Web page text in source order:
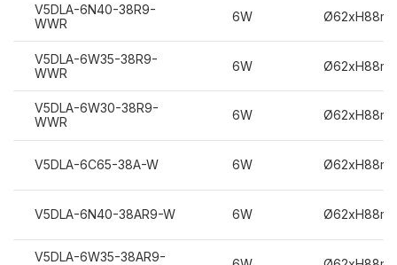
V5DLA-6N40-38R9-
WWR
6W
V5DLA-6W35-38R9-
WWR
6W
V5DLA-6W30-38R9-
WWR
6W
V5DLA-6C65-38A-W 6W
V5DLA-6N40-38AR9-W 6W
V5DLA-6W35-38AR9-